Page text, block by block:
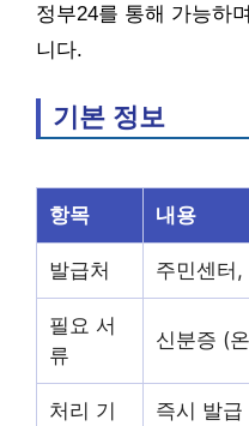
정부24를 통해 가능하
니다.
기본 정보
항목 내용
발급처 주민센터
필요 서
류
신분증 (
처리 기
즉시 발